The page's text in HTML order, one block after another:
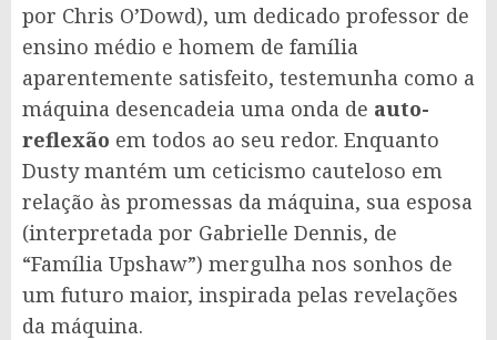
por Chris O’Dowd), um dedicado professor de
ensino médio e homem de família
aparentemente satisfeito, testemunha como a
máquina desencadeia uma onda de auto-
reflexão em todos ao seu redor. Enquanto
Dusty mantém um ceticismo cauteloso em
relação às promessas da máquina, sua esposa
(interpretada por Gabrielle Dennis, de
“Família Upshaw”) mergulha nos sonhos de
um futuro maior, inspirada pelas revelações
da máquina.